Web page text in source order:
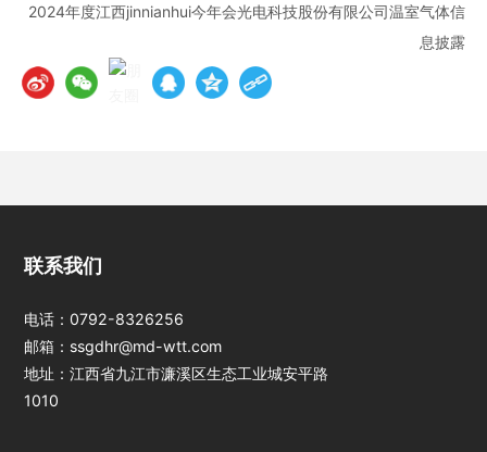
2024年度江西jinnianhui今年会光电科技股份有限公司温室气体信
息披露
联系我们
电话：0792-8326256
邮箱： ssgdhr@md-wtt.com
地址：江西省九江市濂溪区生态工业城安平路
1010